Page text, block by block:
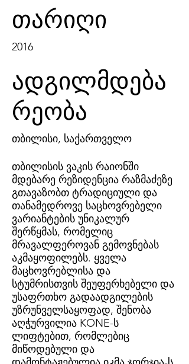
თარიღი
2016
ადგილმდება
რეობა
თბილისი, საქართველო
თბილისის ვაკის რაიონში
მდებარე რეზიდენცია რაზმაძეზე
გთავაზობთ ტრადიციული და
თანამედროვე საცხოვრებელი
ვარიანტების უნიკალურ
შერწყმას, რომელიც
მრავალფეროვან გემოვნებას
აკმაყოფილებს. ყველა
მაცხოვრებლისა და
სტუმრისთვის შეუფერხებელი და
უსაფრთხო გადაადგილების
უზრუნველსაყოფად, შენობა
აღჭურვილია KONE-ს
ლიფტებით, რომლებიც
მიწოდებული და